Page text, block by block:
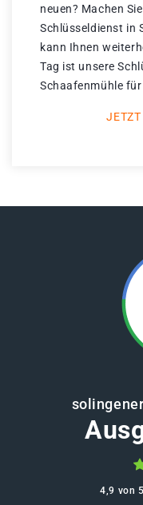
neuen? Machen
Schlüsseldienst in
kann Ihnen
Tag ist unsere
Schaafenmühle für
JETZT
4,9 von